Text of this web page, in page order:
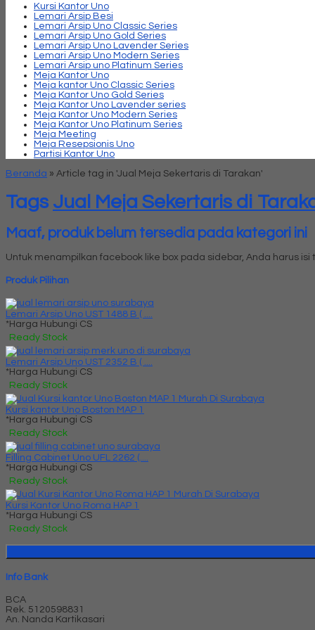
Kursi Kantor Uno
Lemari Arsip Besi
Lemari Arsip Uno Classic Series
Lemari Arsip Uno Gold Series
Lemari Arsip Uno Lavender Series
Lemari Arsip Uno Modern Series
Lemari Arsip uno Platinum Series
Meja Kantor Uno
Meja kantor Uno Classic Series
Meja Kantor Uno Gold Series
Meja Kantor Uno Lavender series
Meja Kantor Uno Modern Series
Meja Kantor Uno Platinum Series
Meja Meeting
Meja Resepsionis Uno
Partisi Kantor Uno
Beranda » Article tag in 'Jual Meja Sekertaris di Tarakan'
Tags Jual Meja Sekertaris di
Maaf, produk belum tersedia pada kategori ini
Untuk menampilkan facebook like box pada sidebar, Anda harus
Produk Pilihan
Lemari Arsip Uno UST 1488 B ( ....
*Harga Hubungi CS
Ready Stock
Lemari Arsip Uno UST 2352 B ( ....
*Harga Hubungi CS
Ready Stock
Kursi kantor Uno Boston MAP 1
*Harga Hubungi CS
Ready Stock
Filling Cabinet Uno UFL 2262 (....
*Harga Hubungi CS
Ready Stock
Kursi Kantor Uno Roma HAP 1
*Harga Hubungi CS
Ready Stock
Info Bank
BCA
Rek. 5120598831
An. Nanda Kartikasari